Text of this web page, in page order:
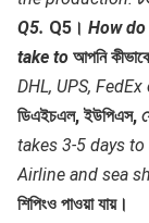
Q5. Q5। How
take to আপনি
DHL, UPS,
ডিএইচএল, ইউপিএস,
takes 3-5 days to
Airline and sea
শিপিংও পাওয়া যায়।